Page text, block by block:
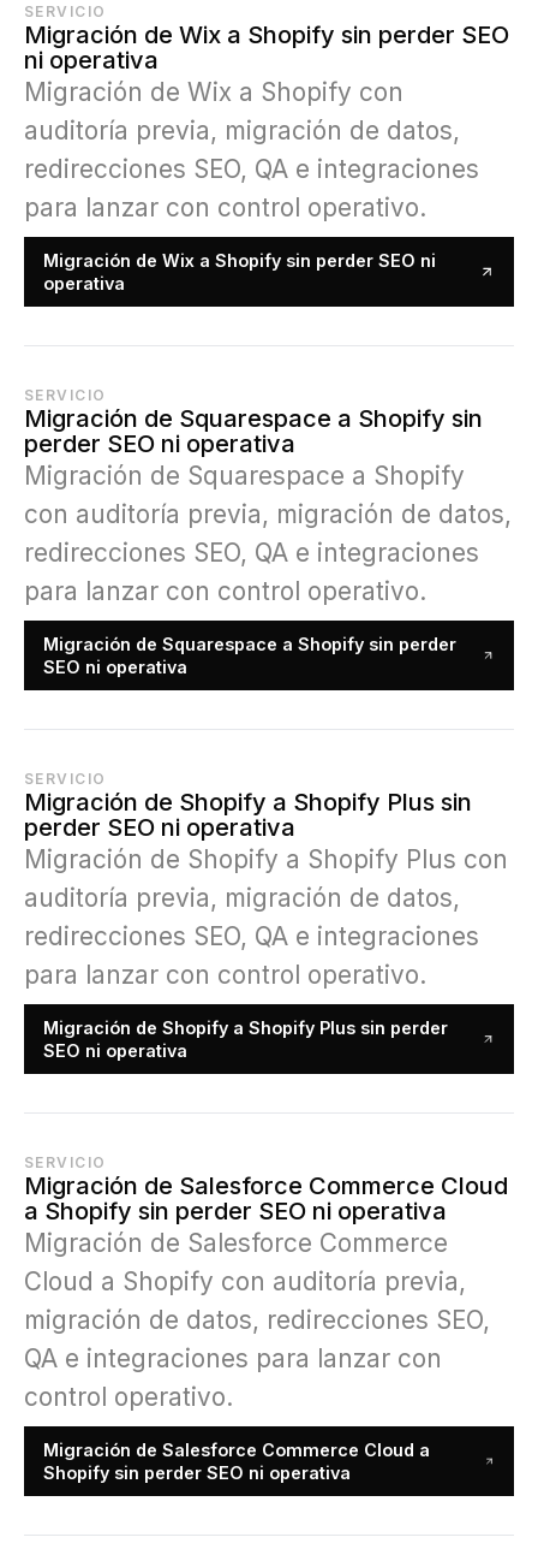
SERVICIO
Migración de Wix a Shopify sin perder SEO
ni operativa
Migración de Wix a Shopify con
auditoría previa, migración de datos,
redirecciones SEO, QA e integraciones
para lanzar con control operativo.
Migración de Wix a Shopify sin perder SEO ni
operativa
SERVICIO
Migración de Squarespace a Shopify sin
perder SEO ni operativa
Migración de Squarespace a Shopify
con auditoría previa, migración de datos,
redirecciones SEO, QA e integraciones
para lanzar con control operativo.
Migración de Squarespace a Shopify sin perder
SEO ni operativa
SERVICIO
Migración de Shopify a Shopify Plus sin
perder SEO ni operativa
Migración de Shopify a Shopify Plus con
auditoría previa, migración de datos,
redirecciones SEO, QA e integraciones
para lanzar con control operativo.
Migración de Shopify a Shopify Plus sin perder
SEO ni operativa
SERVICIO
Migración de Salesforce Commerce Cloud
a Shopify sin perder SEO ni operativa
Migración de Salesforce Commerce
Cloud a Shopify con auditoría previa,
migración de datos, redirecciones SEO,
QA e integraciones para lanzar con
control operativo.
Migración de Salesforce Commerce Cloud a
Shopify sin perder SEO ni operativa